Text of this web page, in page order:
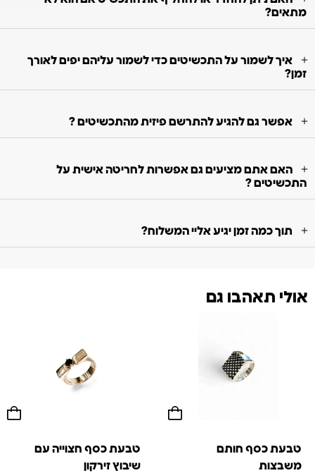
מתאים?
איך לשמור על התכשיטים כדי לשמור עליהם יפים לאורך
זמן?
אפשר גם להגיע להתרשם פיזית מהתכשיטים ?
האם אתם מציעים גם אפשרות לחריטה אישית על
התכשיטים ?
תוך כמה זמן יגיע אליי המשלוח?
אולי תאהבו גם
טבעת כסף חותם
משבצות
טבעת כסף חצוייה עם
שיבוץ זירקון